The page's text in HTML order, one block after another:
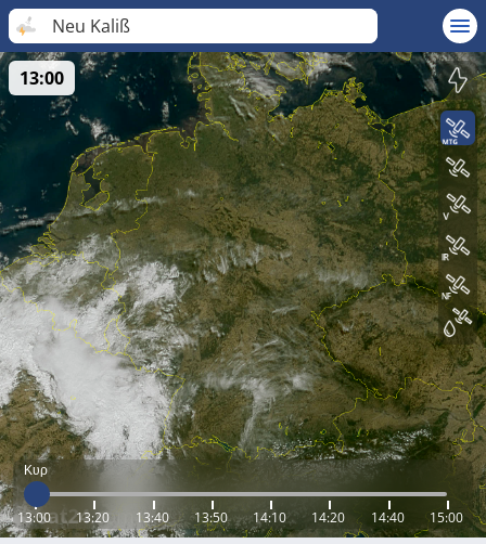
Neu Kaliß
Κυρ
13:00 13:20 13:40 13:50 14:10 14:20 14:40 15:00
13:00